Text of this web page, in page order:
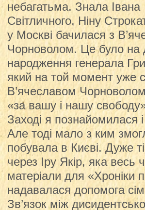
небагатьма. Знала Івана
Світличного, Ніну
у Москві бачилася з
Чорноволом. Це було на
народження генерала
який на той момент уже
В’ячеславом
«за вашу і нашу
Заході я
Але тоді мало з ким
побувала в Києві. Дуже
через Іру Якір, яка весь
матеріали для «Хроніки
надавалася допомога
Зв’язок між